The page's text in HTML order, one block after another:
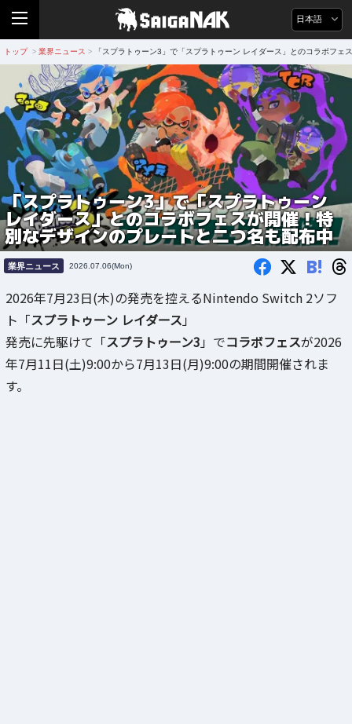
日本語
トップ > 業界ニュース > 「スプラトゥーン3」で「スプラトゥーン レイダース」とのコラボフ
「スプラトゥーン3」で「スプラトゥーン
レイダース」とのコラボフェスが開催！特
別なデザインのプレートと二つ名も配布中
業界ニュース 2026.07.06(Mon) B!
2026年7月23日(木)の発売を控えるNintendo Switch 2ソフ
ト「スプラトゥーン レイダース 」
発売に先駆けて「スプラトゥーン3 」でコラボフェスが2026
年7月11日(土)9:00から7月13日(月)9:00の期間開催されま
す。